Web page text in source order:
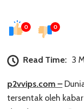
0 0
Read Time: 3
p2vvips.com –
tersentak oleh